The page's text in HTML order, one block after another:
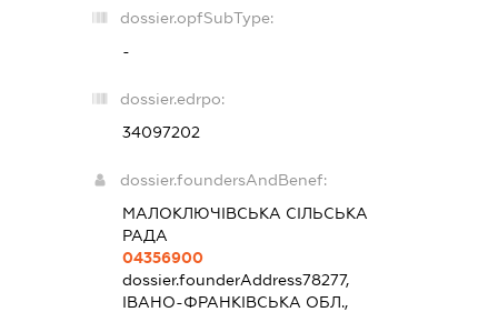
dossier.opfSubType:
-
dossier.edrpo:
34097202
dossier.foundersAndBenef:
МАЛОКЛЮЧІВСЬКА СІЛЬСЬКА
РАДА
04356900
dossier.founderAddress78277,
ІВАНО-ФРАНКІВСЬКА ОБЛ.,